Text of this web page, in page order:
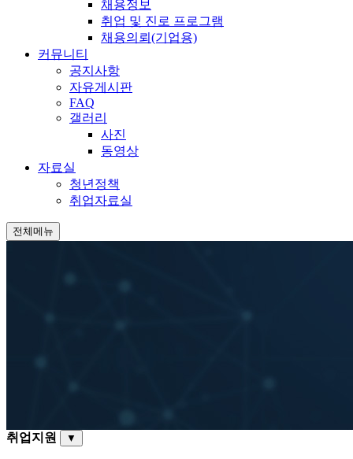
채용정보
취업 및 진로 프로그램
채용의뢰(기업용)
커뮤니티
공지사항
자유게시판
FAQ
갤러리
사진
동영상
자료실
청년정책
취업자료실
전체메뉴
취업지원 ▼